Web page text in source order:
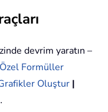
devrim yaratın –
Özel Formüller
Oluştur |